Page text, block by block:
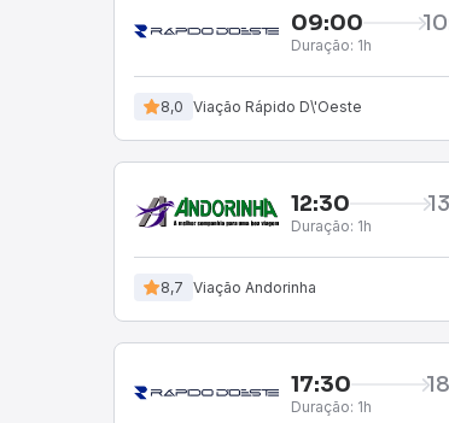
09:00
Duração: 1h
8,0 Viação Rápido D\'Oeste
12:30
Duração: 1h
8,7 Viação Andorinha
17:30
Duração: 1h